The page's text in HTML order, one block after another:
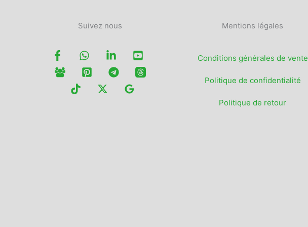
Suivez nous Mentions légales
Conditions générales de vente
Politique de confidentialité
Politique de retour